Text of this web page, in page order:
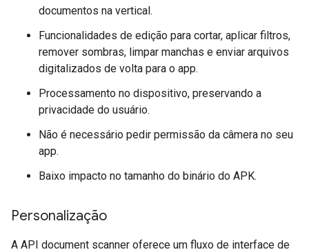
documentos na vertical.
Funcionalidades de edição para cortar, aplicar filtros,
remover sombras, limpar manchas e enviar arquivos
digitalizados de volta para o app.
Processamento no dispositivo, preservando a
privacidade do usuário.
Não é necessário pedir permissão da câmera no seu
app.
Baixo impacto no tamanho do binário do APK.
Personalização
A API document scanner oferece um fluxo de interface de